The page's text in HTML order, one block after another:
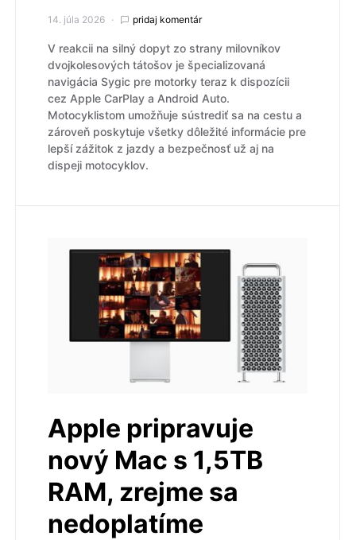
14. júla 2026 pridaj komentár
V reakcii na silný dopyt zo strany milovníkov
dvojkolesových tátošov je špecializovaná
navigácia Sygic pre motorky teraz k dispozícii
cez Apple CarPlay a Android Auto.
Motocyklistom umožňuje sústrediť sa na cestu a
zároveň poskytuje všetky dôležité informácie pre
lepší zážitok z jazdy a bezpečnosť už aj na
dispeji motocyklov.
Apple pripravuje
nový Mac s 1,5TB
RAM, zrejme sa
nedoplatíme